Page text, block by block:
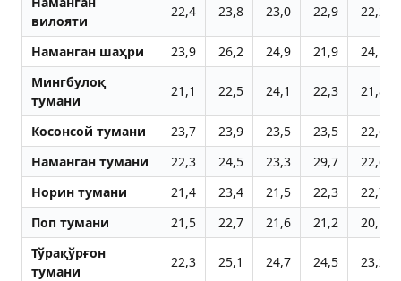
вилояти
22,4 23,8 23,0 22,9 22,2
Наманган шаҳри 23,9 26,2 24,9 21,9
24,1
Мингбулоқ
тумани
21,1 22,5 24,1 22,3 21,8
Косонсой тумани 23,7 23,9 23,5 23,5
22,6
Наманган тумани
22,3 24,5 23,3 29,7
22,6
Норин тумани
21,4 23,4 21,5 22,3
22,7
Поп тумани
21,5 22,7 21,6 21,2
20,1
Тўрақўрғон
тумани
22,3 25,1 24,7 24,5 23,2